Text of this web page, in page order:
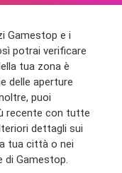
Gamestop e i
potrai verificare
tua zona è
delle aperture
puoi
recente con tutte
dettagli sui
tua città o nei
di Gamestop.